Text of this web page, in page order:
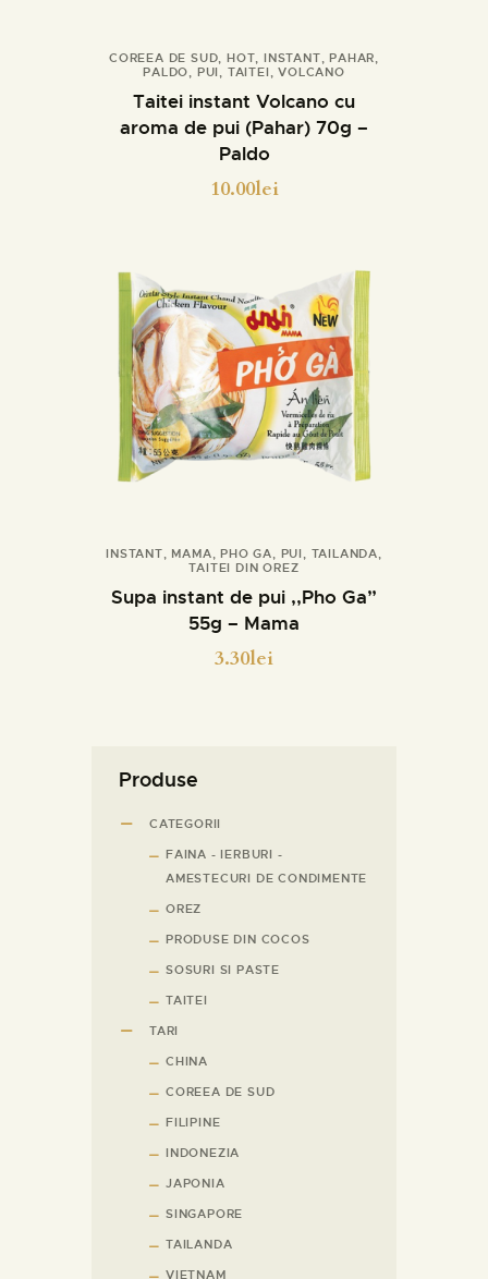
COREEA DE SUD, HOT, INSTANT,PAHAR,
PALDO, PUI, TAITEI,VOLCANO
Taitei instant Volcano cu
aroma de pui (Pahar) 70g –
Paldo
10.00lei
INSTANT, MAMA,PHO GA, PUI, TAILANDA,
TAITEI DIN OREZ
Supa instant de pui ,,Pho Ga”
55g – Mama
3.30lei
Produse
CATEGORII
FAINA - IERBURI -
AMESTECURI DE CONDIMENTE
OREZ
PRODUSE DIN COCOS
SOSURI SI PASTE
TAITEI
TARI
CHINA
COREEA DE SUD
FILIPINE
INDONEZIA
JAPONIA
SINGAPORE
TAILANDA
VIETNAM